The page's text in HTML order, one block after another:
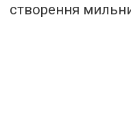
створення